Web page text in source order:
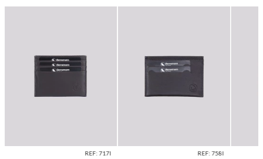
REF: 717I REF: 758I